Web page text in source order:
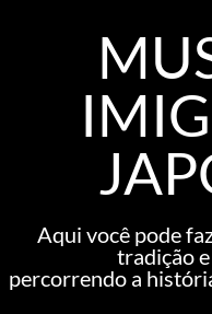
Aqui você pode
tradição
percorrendo a